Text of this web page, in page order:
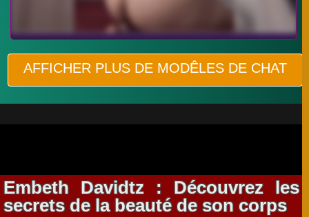
AFFICHER PLUS DE MODÊLES DE CHAT
Embeth Davidtz : Découvrez les
secrets de la beauté de son corps